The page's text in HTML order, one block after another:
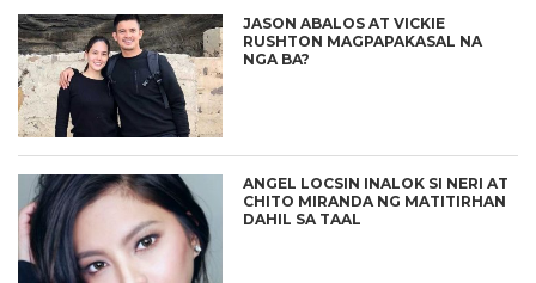
JASON ABALOS AT VICKIE
RUSHTON MAGPAPAKASAL NA
NGA BA?
ANGEL LOCSIN INALOK SI NERI AT
CHITO MIRANDA NG MATITIRHAN
DAHIL SA TAAL